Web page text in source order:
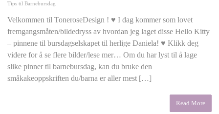
Tips til Barnebursdag
Velkommen til ToneroseDesign ! ♥ I dag kommer som lovet
fremgangsmåten/bildedryss av hvordan jeg laget disse Hello Kitty
– pinnene til bursdagselskapet til herlige Daniela! ♥ Klikk deg
videre for å se flere bilder/lese mer… Om du har lyst til å lage
slike pinner til barnebursdag, kan du bruke den
småkakeoppskriften du/barna er aller mest […]
Read More